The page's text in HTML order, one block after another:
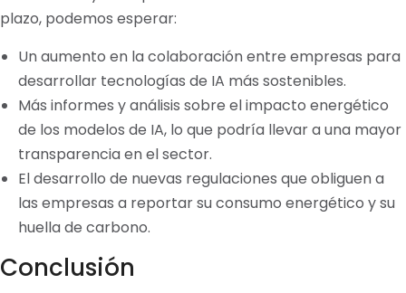
plazo, podemos esperar:
Un aumento en la colaboración entre empresas para
desarrollar tecnologías de IA más sostenibles.
Más informes y análisis sobre el impacto energético
de los modelos de IA, lo que podría llevar a una mayor
transparencia en el sector.
El desarrollo de nuevas regulaciones que obliguen a
las empresas a reportar su consumo energético y su
huella de carbono.
Conclusión